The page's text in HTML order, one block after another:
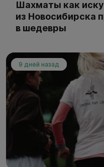
Шахматы как
из Новосибирска
в шедевры
9 дней назад